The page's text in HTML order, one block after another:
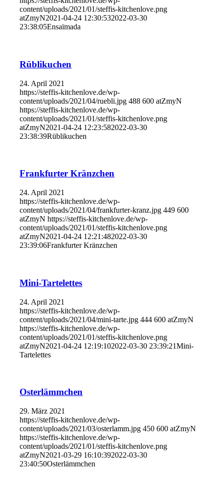
content/uploads/2021/01/steffis-kitchenlove.png
atZmyN2021-04-24 12:30:532022-03-30
23:38:05Ensaïmada
Rüblikuchen
24. April 2021
https://steffis-kitchenlove.de/wp-
content/uploads/2021/04/ruebli.jpg 488 600 atZmyN
https://steffis-kitchenlove.de/wp-
content/uploads/2021/01/steffis-kitchenlove.png
atZmyN2021-04-24 12:23:582022-03-30
23:38:39Rüblikuchen
Frankfurter Kränzchen
24. April 2021
https://steffis-kitchenlove.de/wp-
content/uploads/2021/04/frankfurter-kranz.jpg 449 600
atZmyN https://steffis-kitchenlove.de/wp-
content/uploads/2021/01/steffis-kitchenlove.png
atZmyN2021-04-24 12:21:482022-03-30
23:39:06Frankfurter Kränzchen
Mini-Tartelettes
24. April 2021
https://steffis-kitchenlove.de/wp-
content/uploads/2021/04/mini-tarte.jpg 444 600 atZmyN
https://steffis-kitchenlove.de/wp-
content/uploads/2021/01/steffis-kitchenlove.png
atZmyN2021-04-24 12:19:102022-03-30 23:39:21Mini-
Tartelettes
Osterlämmchen
29. März 2021
https://steffis-kitchenlove.de/wp-
content/uploads/2021/03/osterlamm.jpg 450 600 atZmyN
https://steffis-kitchenlove.de/wp-
content/uploads/2021/01/steffis-kitchenlove.png
atZmyN2021-03-29 16:10:392022-03-30
23:40:50Osterlämmchen